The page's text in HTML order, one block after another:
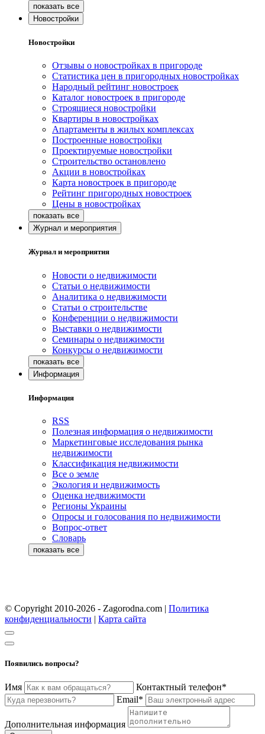
Новостройки
Новостройки
Отзывы о новостройках в пригороде
Статистика цен в пригородных новостройках
Народный рейтинг новостроек
Каталог новостроек в пригороде
Строящиеся новостройки
Квартиры в новостройках
Апартаменты в жилых комплексах
Построенные новостройки
Проектируемые новостройки
Строительство остановлено
Акции в новостройках
Карта новостроек в пригороде
Рейтинг пригородных новостроек
Цены в новостройках
Журнал и мероприятия
Журнал и мероприятия
Новости о недвижимости
Статьи о недвижимости
Аналитика о недвижимости
Статьи о строительстве
Конференции о недвижимости
Выставки о недвижимости
Семинары о недвижимости
Конкурсы о недвижимости
Информация
Информация
RSS
Полезная информация о недвижимости
Маркетинговые исследования рынка
недвижимости
Классификация недвижимости
Все о земле
Экология и недвижимость
Оценка недвижимости
Регионы Украины
Опросы и голосования по недвижимости
Вопрос-ответ
Словарь
© Copyright 2010-2026 - Zagorodna.com | Политика
конфиденциальности | Карта сайта
Появились вопросы?
Имя
Контактный телефон*
Email*
Дополнительная информация